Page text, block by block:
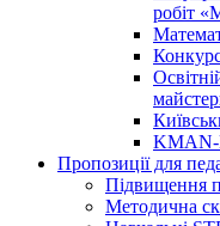
робіт
Пропозиції для
Підвищення
Методична